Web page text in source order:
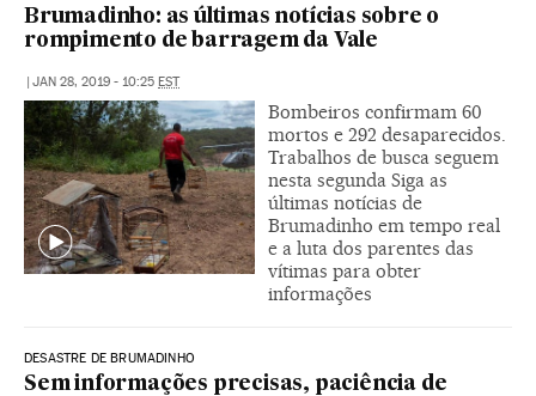
Brumadinho: as últimas notícias sobre o
rompimento de barragem da Vale
| JAN 28, 2019 - 10:25 EST
Bombeiros confirmam 60
mortos e 292 desaparecidos.
Trabalhos de busca seguem
nesta segunda Siga as
últimas notícias de
Brumadinho em tempo real
e a luta dos parentes das
vítimas para obter
informações
DESASTRE DE BRUMADINHO
Sem informações precisas, paciência de